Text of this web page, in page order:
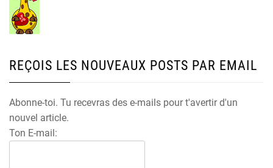
REÇOIS LES NOUVEAUX POSTS PAR EMAIL
Abonne-toi. Tu recevras des e-mails pour t'avertir d'un
nouvel article.
Ton E-mail: